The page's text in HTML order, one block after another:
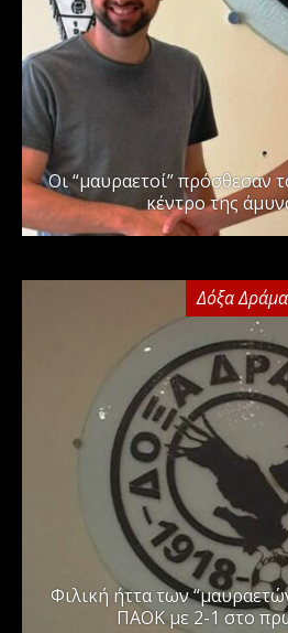
Οι “μαυραετοί” πρόσθεσαν
κέντρο της
Δόξα
Φιλική ήττα των
ΠΑΟΚ με 2-1 στο